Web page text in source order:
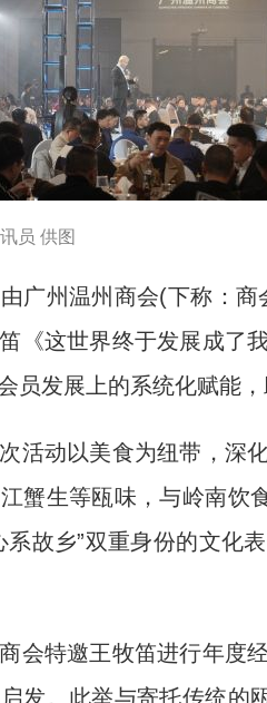
员 供图
州温州商会(下称：商
《这世界终于发展成了
员发展上的系统化赋能，
动以美食为纽带，深
蟹生等瓯味，与岭南饮
系故乡”双重身份的文化
特邀王牧笛进行年度
发。此举与寄托传统的